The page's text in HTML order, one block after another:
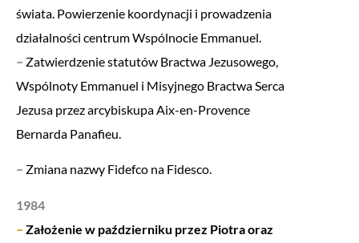
świata. Powierzenie koordynacji i prowadzenia
działalności centrum Wspólnocie Emmanuel.
– Zatwierdzenie statutów Bractwa Jezusowego,
Wspólnoty Emmanuel i Misyjnego Bractwa Serca
Jezusa przez arcybiskupa Aix-en-Provence
Bernarda Panafieu.
– Zmiana nazwy Fidefco na Fidesco.
1984
– Założenie w październiku przez Piotra oraz